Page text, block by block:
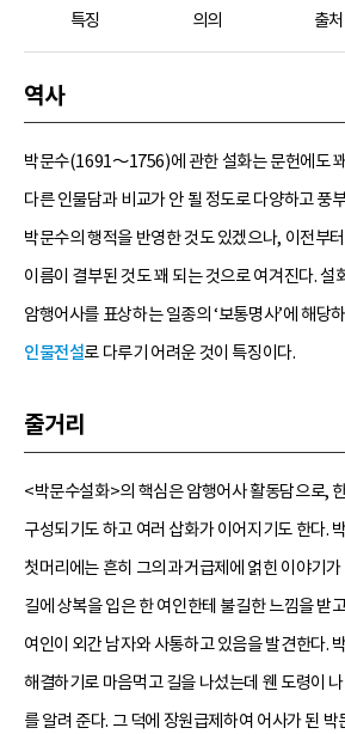
특징 의의 출처
역사
박문수(1691～1756)에 관한 설화는 문헌에도
다른 인물담과 비교가 안 될 정도로 다양하고 풍
박문수의 행적을 반영한 것도 있겠으나, 이전부
이름이 결부된 것도 꽤 되는 것으로 여겨진다. 설
암행어사를 표상하는 일종의 ‘보통명사’에 해당
인물전설로 다루기 어려운 것이 특징이다.
줄거리
<박문수설화>의 핵심은 암행어사 활동담으로,
구성되기도 하고 여러 삽화가 이어지기도 한다.
첫머리에는 흔히 그의 과거급제에 얽힌 이야기
길에 상복을 입은 한 여인한테 불길한 느낌을 받
여인이 외간 남자와 사통하고 있음을 발견한다.
해결하기로 마음먹고 길을 나섰는데 웬 도령이
를 알려 준다. 그 덕에 장원급제하여 어사가 된